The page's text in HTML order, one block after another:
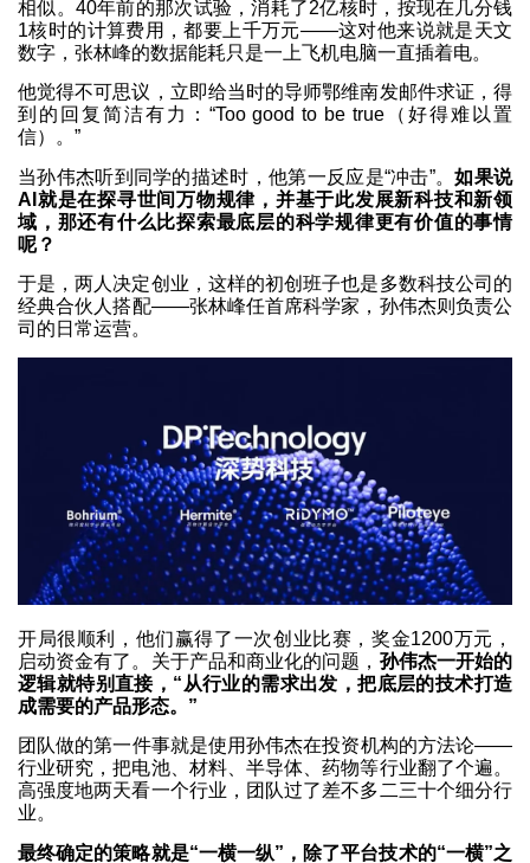
相似。40年前的那次试验，消耗了2亿核时，按现在几分钱
1核时的计算费用，都要上千万元——这对他来说就是天文
数字，张林峰的数据能耗只是一上飞机电脑一直插着电。
他觉得不可思议，立即给当时的导师鄂维南发邮件求证，得
到的回复简洁有力：“Too good to be true（好得难以置
信）。”
当孙伟杰听到同学的描述时，他第一反应是“冲击”。如果说
AI就是在探寻世间万物规律，并基于此发展新科技和新领
域，那还有什么比探索最底层的科学规律更有价值的事情
呢？
于是，两人决定创业，这样的初创班子也是多数科技公司的
经典合伙人搭配——张林峰任首席科学家，孙伟杰则负责公
司的日常运营。
开局很顺利，他们赢得了一次创业比赛，奖金1200万元，
启动资金有了。关于产品和商业化的问题， 孙伟杰一开始的
逻辑就特别直接，“从行业的需求出发，把底层的技术打造
成需要的产品形态。”
团队做的第一件事就是使用孙伟杰在投资机构的方法论——
行业研究，把电池、材料、半导体、药物等行业翻了个遍。
高强度地两天看一个行业，团队过了差不多二三十个细分行
业。
最终确定的策略就是“一横一纵”，除了平台技术的“一横”之